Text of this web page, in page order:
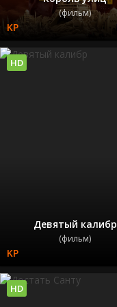
(фильм)
Девятый калибр
(фильм)
HD
HD